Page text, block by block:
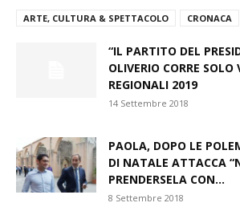
ARTE, CULTURA & SPETTACOLO CRONACA
“IL PARTITO DEL
OLIVERIO CORRE SOLO
REGIONALI 2019
14 Settembre 2018
PAOLA, DOPO LE
DI NATALE ATTACCA
PRENDERSELA CON...
8 Settembre 2018